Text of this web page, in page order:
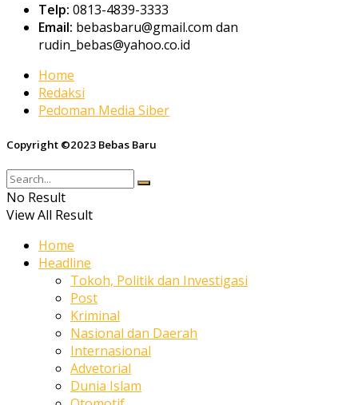
Telp: 0813-4839-3333
Email: bebasbaru@gmail.com dan
rudin_bebas@yahoo.co.id
Home
Redaksi
Pedoman Media Siber
Copyright ©2023 Bebas Baru
No Result
View All Result
Home
Headline
Tokoh, Politik dan Investigasi
Post
Kriminal
Nasional dan Daerah
Internasional
Advetorial
Dunia Islam